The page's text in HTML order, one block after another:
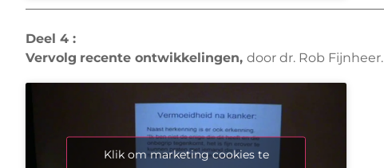
Deel 4 :
Vervolg recente ontwikkelingen,door dr. Rob Fijnheer.
Klik om marketing cookies te